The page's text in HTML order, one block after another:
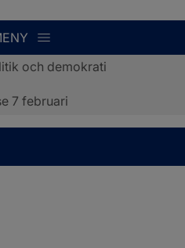
och demokrati
7 februari